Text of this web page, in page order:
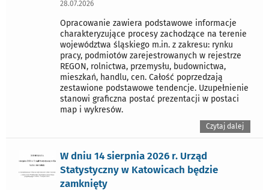
28.07.2026
Opracowanie zawiera podstawowe informacje
charakteryzujące procesy zachodzące na terenie
województwa śląskiego m.in. z zakresu: rynku
pracy, podmiotów zarejestrowanych w rejestrze
REGON, rolnictwa, przemysłu, budownictwa,
mieszkań, handlu, cen. Całość poprzedzają
zestawione podstawowe tendencje. Uzupełnienie
stanowi graficzna postać prezentacji w postaci
map i wykresów.
Czytaj dalej
W dniu 14 sierpnia 2026 r. Urząd
Statystyczny w Katowicach będzie
zamknięty